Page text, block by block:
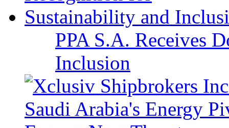
PPA S.A. Receives
Inclusion